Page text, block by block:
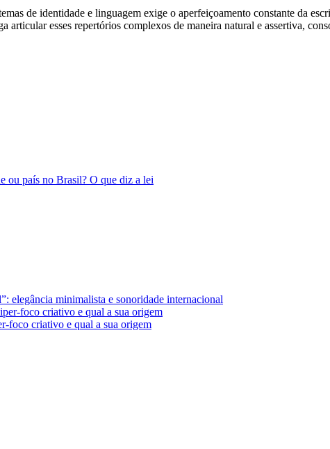
de identidade e linguagem exige o aperfeiçoamento constante da
articular esses repertórios complexos de maneira natural e assertiva,
ou país no Brasil? O que diz a lei
elegância minimalista e sonoridade internacional
foco criativo e qual a sua origem